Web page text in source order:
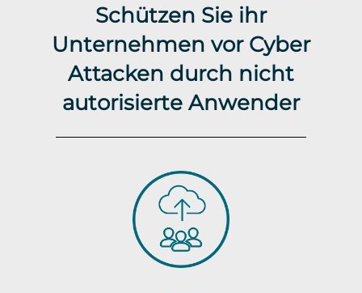
Schützen Sie ihr
Unternehmen vor Cyber
Attacken durch nicht
autorisierte Anwender